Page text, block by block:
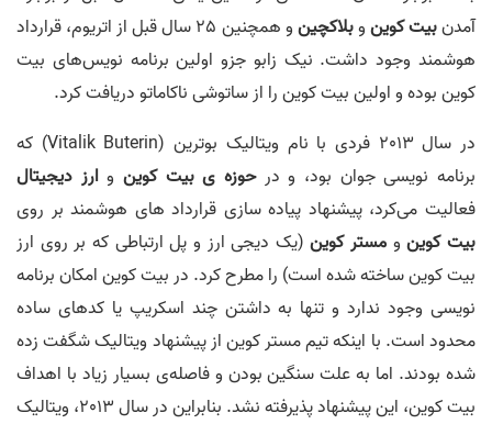
آمدنبیت کوینوبلاکچین
و همچنین 25 سال قبل از اتریوم، قرارداد
هوشمند وجود داشت. نیک زابو جزو اولین برنامه نویس‌های بیت
کوین بوده و اولین بیت کوین را از ساتوشی ناکاماتو دریافت کرد.
در سال 2013 فردی با نام ویتالیک بوترین (Vitalik Buterin) که
برنامه نویسی جوان بود، و درحوزه ی بیت کوینوارز دیجیتال
فعالیت می‌کرد، پیشنهاد پیاده سازی قرارداد های هوشمند بر روی
بیت کوینو مستر کوین(یک دیجی ارز و پل ارتباطی که بر روی ارز
بیت کوین ساخته شده است) را مطرح کرد. در بیت کوین امکان برنامه
نویسی وجود ندارد و تنها به داشتن چند اسکریپ یا کدهای ساده
محدود است. با اینکه تیم مستر کوین از پیشنهاد ویتالیک شگفت زده
شده بودند. اما به علت سنگین بودن و فاصله‌ی بسیار زیاد با اهداف
بیت کوین، این پیشنهاد پذیرفته نشد. بنابراین در سال 2013، ویتالیک